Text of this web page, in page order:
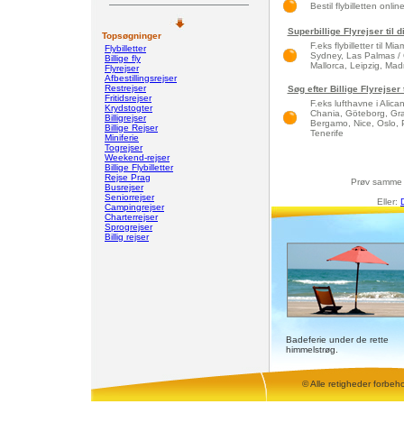
Topsøgninger
Flybilletter
Billige fly
Flyrejser
Afbestillingsrejser
Restrejser
Fritidsrejser
Krydstogter
Billigrejser
Billige Rejser
Miniferie
Togrejser
Weekend-rejser
Billige Flybilletter
Rejse Prag
Busrejser
Seniorrejser
Campingrejser
Charterrejser
Sprogrejser
Billig rejser
Bestil flybilletten
Superbillige Flyrejser til
F.eks flybilletter til
Sydney, Las Palmas /
Mallorca, Leipzig,
Søg efter Billige Flyrejser
F.eks lufthavne i
Chania, Göteborg,
Bergamo, Nice, Oslo,
Tenerife
Prøv
Eller:
Badeferie under de rette
himmelstrøg.
© Alle retigheder